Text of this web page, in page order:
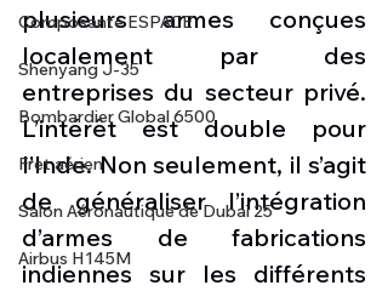
Composante ESPACE
Shenyang J-35
Bombardier Global 6500
Fret aérien
Salon Aéronautique de Dubaï 25
Airbus H145M
plusieurs armes conçues
localement par des
entreprises du secteur privé.
L’intérêt est double pour
l’Inde. Non seulement, il s’agit
de généraliser l’intégration
d’armes de fabrications
indiennes sur les différents